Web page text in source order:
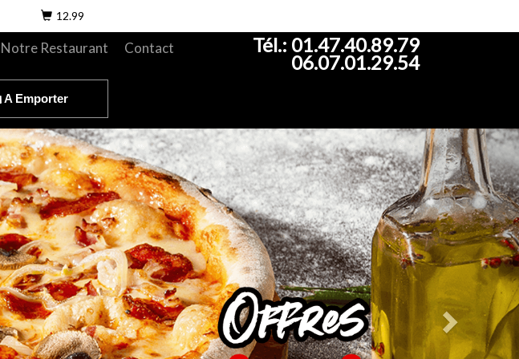
12.99
Tél.: 01.47.40.89.79
06.07.01.29.54
Notre Restaurant Contact
A Emporter
Next